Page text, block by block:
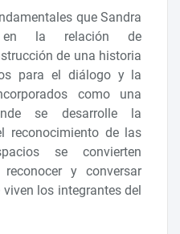
que Sandra
en la relación de
de una historia
para el diálogo y la
como una
se desarrolle la
reconocimiento de las
se convierten
y conversar
los integrantes del